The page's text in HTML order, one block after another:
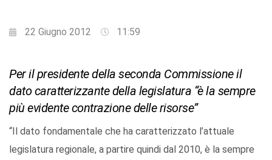
22 Giugno 2012 11:59
Per il presidente della seconda Commissione il
dato caratterizzante della legislatura “è la sempre
più evidente contrazione delle risorse”
“Il dato fondamentale che ha caratterizzato l’attuale
legislatura regionale, a partire quindi dal 2010, è la sempre